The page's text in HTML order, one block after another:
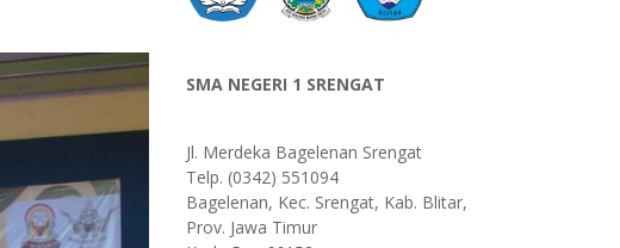
SMA NEGERI 1 SRENGAT
Jl. Merdeka Bagelenan Srengat
Telp. (0342) 551094
Bagelenan, Kec. Srengat, Kab. Blitar,
Prov. Jawa Timur